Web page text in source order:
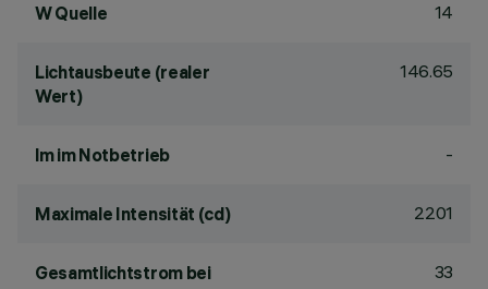
W Quelle 14
Lichtausbeute (realer
Wert)
146.65
lm im Notbetrieb -
Maximale Intensität (cd) 2201
Gesamtlichtstrom bei
33